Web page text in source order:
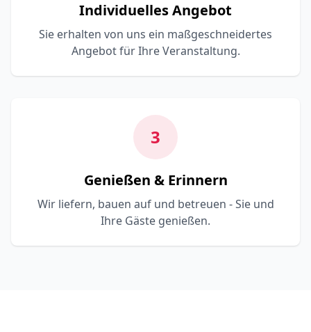
Individuelles Angebot
Sie erhalten von uns ein maßgeschneidertes
Angebot für Ihre Veranstaltung.
3
Genießen & Erinnern
Wir liefern, bauen auf und betreuen - Sie und
Ihre Gäste genießen.